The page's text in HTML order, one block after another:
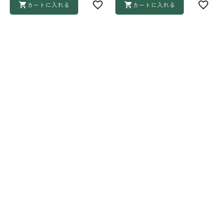
カートに入れる カートに入れる